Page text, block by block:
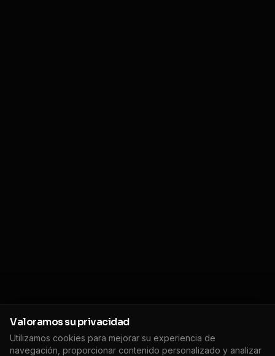
Valoramos su privacidad
Utilizamos cookies para mejorar su experiencia de
navegación, proporcionar contenido personalizado y analizar